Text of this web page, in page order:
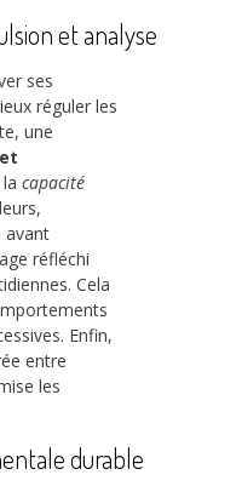
et analyse
ses
réguler les
une
capacité
avant
réfléchi
Cela
Enfin,
entre
les
durable